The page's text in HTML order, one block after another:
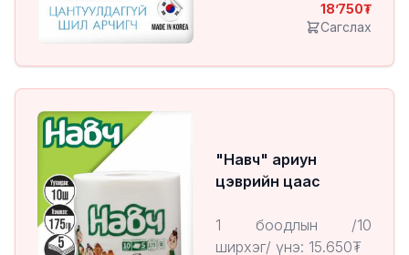
байхад түүнийгээ
300 удаа ашиглах
18’750
Сагслах
"Навч" ариун
цэврийн цаас
1 боодлын /10
ширхэг/ үнэ: 15.650₮